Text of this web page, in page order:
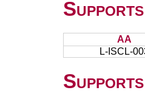
AA
L-ISCL-